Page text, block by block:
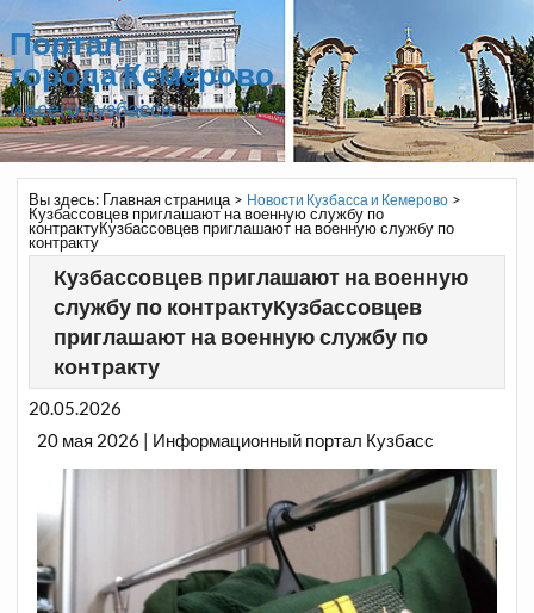
Портал
города Кемерово
и всего Кузбасса
Вы здесь: Главная страница> Новости Кузбасса и Кемерово>
Кузбассовцев приглашают на военную службу по
контрактуКузбассовцев приглашают на военную службу по
контракту
Кузбассовцев приглашают на военную
службу по контрактуКузбассовцев
приглашают на военную службу по
контракту
20.05.2026
20 мая 2026 | Информационный портал Кузбасс